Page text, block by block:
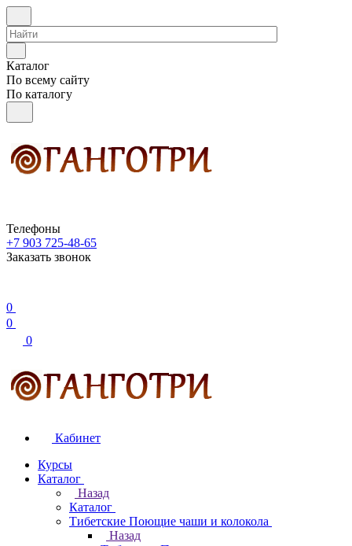
Каталог
По всему сайту
По каталогу
Телефоны
+7 903 725-48-65
Заказать звонок
0
0
0
Кабинет
Курсы
Каталог
Назад
Каталог
Тибетские Поющие чаши и колокола
Назад